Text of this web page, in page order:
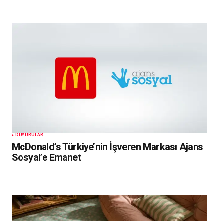
DUYURULAR
McDonald’s Türkiye’nin İşveren Markası Ajans
Sosyal’e Emanet